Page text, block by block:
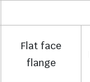
Flat face
flange